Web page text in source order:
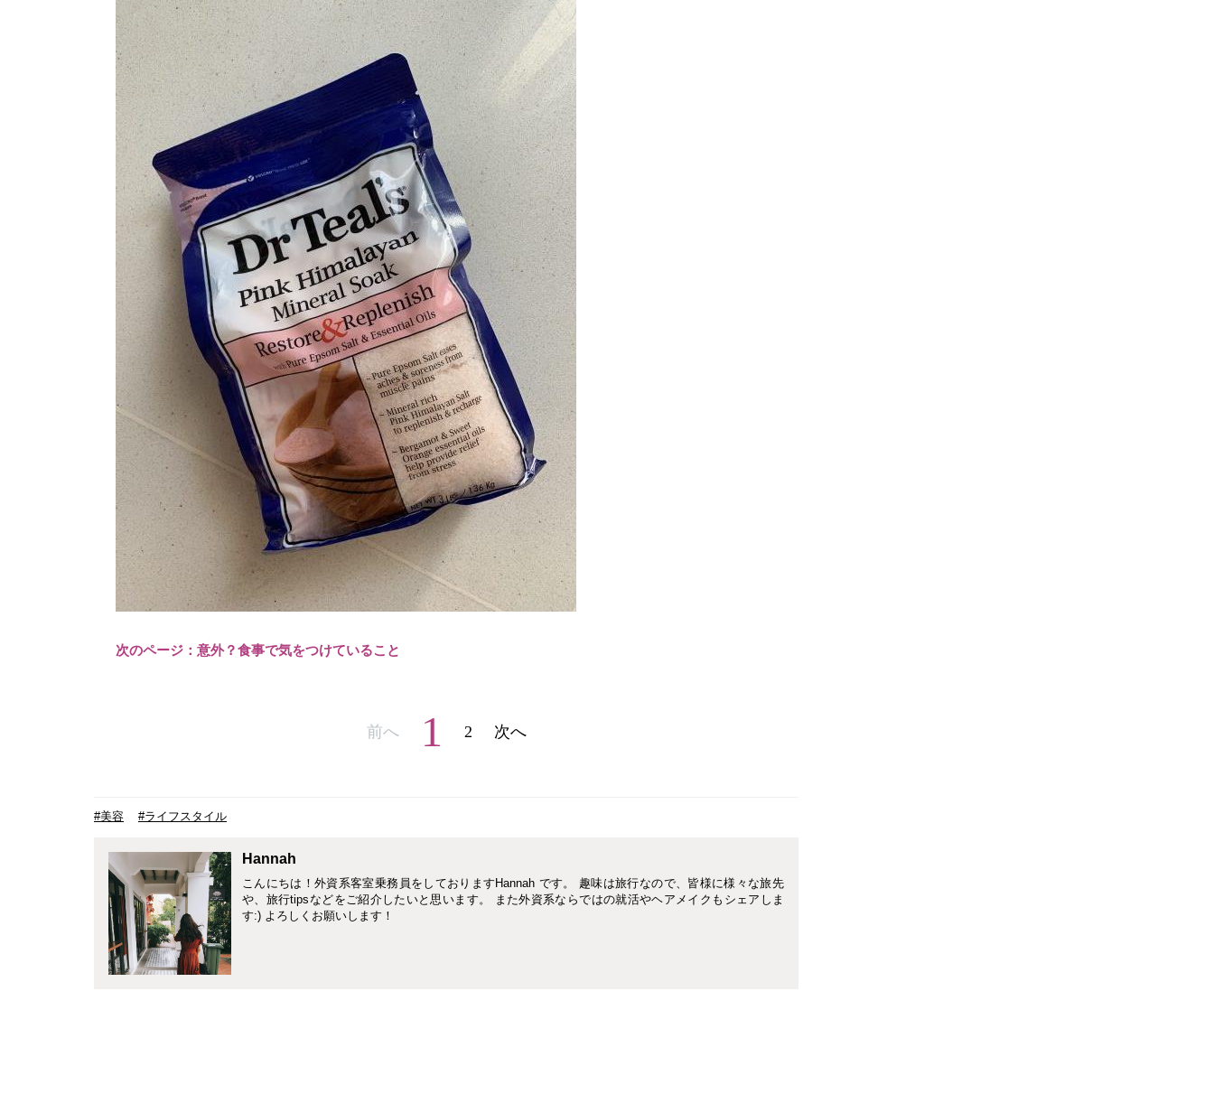
次のページ：意外？食事で気をつけていること
前へ 1 2 次へ
#美容 #ライフスタイル
Hannah
こんにちは！外資系客室乗務員をしておりますHannah です。 趣味は旅行なので、皆様に様々な旅先
や、旅行tipsなどをご紹介したいと思います。 また外資系ならではの就活やヘアメイクもシェアしま
す:) よろしくお願いします！